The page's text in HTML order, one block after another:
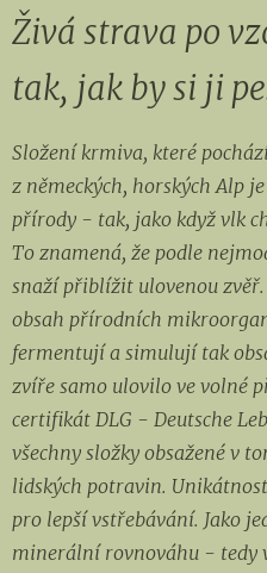
Živá strava po
tak, jak by si ji
Složení krmiva, které
z německých, horských Alp
přírody - tak, jako když vlk
To znamená, že podle
snaží přiblížit ulovenou
obsah přírodních
fermentují a simulují tak
zvíře samo ulovilo ve volné
certifikát DLG - Deutsche
všechny složky obsažené v
lidských potravin.
pro lepší vstřebávání. Jako
minerální rovnováhu - tedy